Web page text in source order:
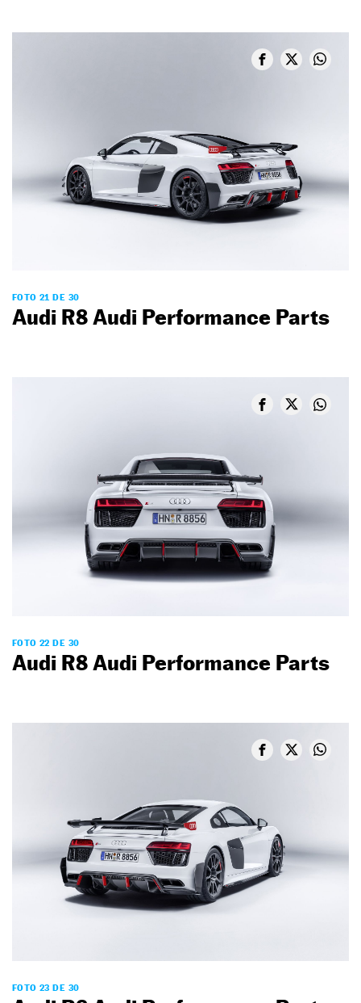
FOTO 21 DE 30
Audi R8 Audi Performance Parts
FOTO 22 DE 30
Audi R8 Audi Performance Parts
FOTO 23 DE 30